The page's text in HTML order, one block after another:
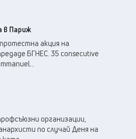
в Париж
акция на
БГНЕС. 35 consecutive
организации,
по случай Деня на